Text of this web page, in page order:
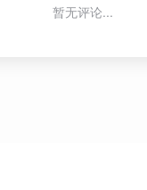
暂无评论...